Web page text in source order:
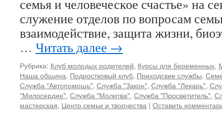
семья и человеческое счастье» на
служение отделов по вопросам
взаимодействие, защита жизни,
… Читать далее →
Рубрика: Клуб молодых родителей, Курсы для беременных,
Наша община, Подростковый клуб, Приходские службы,
Служба "Автопомощь", Служба "Закон", Служба "Лекарь",
"Милосердие", Служба "Молитва", Служба "Просветитель",
мастерская, Центр семьи и творчества | Оставить